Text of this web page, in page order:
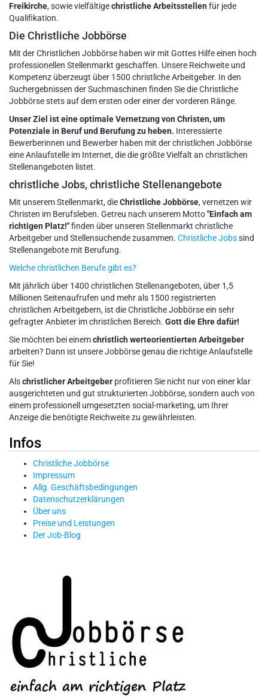
Freikirche, sowie vielfältigechristliche Arbeitsstellenfür jede
Qualifikation.
Die Christliche Jobbörse
Mit der Christlichen Jobbörse haben wir mit Gottes Hilfe einen hoch
professionellen Stellenmarkt geschaffen. Unsere Reichweite und
Kompetenz überzeugt über 1500 christliche Arbeitgeber. In den
Suchergebnissen der Suchmaschinen finden Sie die Christliche
Jobbörse stets auf dem ersten oder einer der vorderen Ränge.
Unser Ziel ist eine optimale Vernetzung von Christen, um
Potenziale in Beruf und Berufung zu heben. Interessierte
Bewerberinnen und Bewerber haben mit der christlichen Jobbörse
eine Anlaufstelle im Internet, die die größte Vielfalt an christlichen
Stellenangeboten listet.
christliche Jobs, christliche Stellenangebote
Mit unserem Stellenmarkt, dieChristliche Jobbörse, vernetzen wir
Christen im Berufsleben. Getreu nach unserem Motto"Einfach am
richtigen Platz!"finden über unseren Stellenmarkt christliche
Arbeitgeber und Stellensuchende zusammen. Christliche Jobssind
Stellenangebote mit Berufung.
Welche christlichen Berufe gibt es?
Mit jährlich über 1400 christlichen Stellenangeboten, über 1,5
Millionen Seitenaufrufen und mehr als 1500 registrierten
christlichen Arbeitgebern, ist die Christliche Jobbörse ein sehr
gefragter Anbieter im christlichen Bereich. Gott die Ehre dafür!
Sie möchten bei einemchristlich werteorientierten Arbeitgeber
arbeiten? Dann ist unsere Jobbörse genau die richtige Anlaufstelle
für Sie!
Alschristlicher Arbeitgeber profitieren Sie nicht nur von einer klar
ausgerichteten und gut strukturierten Jobbörse, sondern auch von
einem professionell umgesetzten social-marketing, um Ihrer
Anzeige die benötigte Reichweite zu gewährleisten.
Infos
Christliche Jobbörse
Impressum
Allg. Geschäftsbedingungen
Datenschutzerklärungen
Über uns
Preise und Leistungen
Der Job-Blog